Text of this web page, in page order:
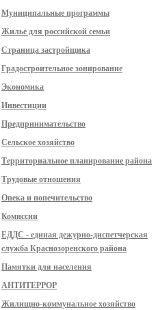
Муниципальные программы
Жилье для российской семьи
Страница застройщика
Градостроительное зонирование
Экономика
Инвестиции
Предпринимательство
Сельское хозяйство
Территориальное планирование района
Трудовые отношения
Опека и попечительство
Комиссии
ЕДДС - единая дежурно-диспетчерская
служба Краснозоренского района
Памятки для населения
АНТИТЕРРОР
Жилищно-коммунальное хозяйство